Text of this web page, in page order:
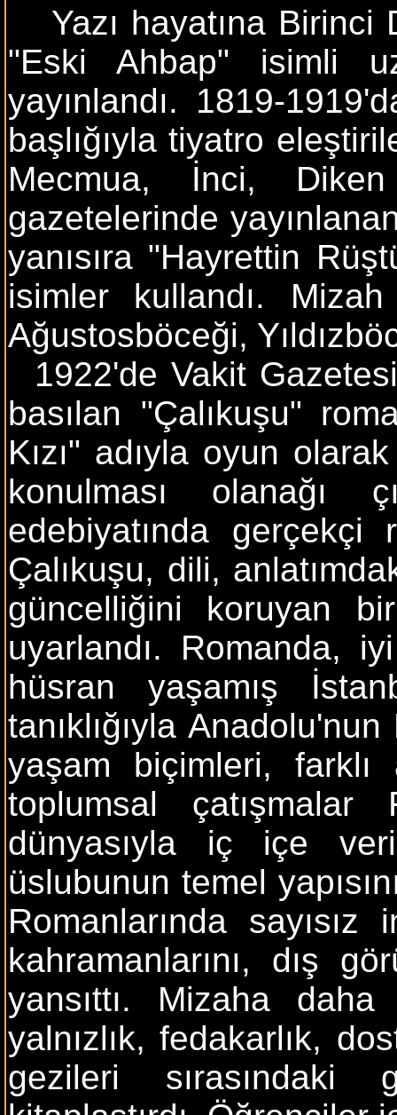
Yazı hayatına Birinci
"Eski Ahbap" isimli
yayınlandı. 1819-
başlığıyla tiyatro
Mecmua, İnci,
gazetelerinde
yanısıra "Hayrettin
isimler kullandı.
Ağustosböceği,
1922'de Vakit
basılan "Çalıkuşu"
Kızı" adıyla oyun
konulması olanağı
edebiyatında
Çalıkuşu, dili,
güncelliğini koruyan
uyarlandı. Romanda,
hüsran yaşamış
tanıklığıyla
yaşam biçimleri, farklı
toplumsal
dünyasıyla iç içe
üslubunun temel
Romanlarında
kahramanlarını, dış
yansıttı. Mizaha
yalnızlık, fedakarlık,
gezileri sırasındaki